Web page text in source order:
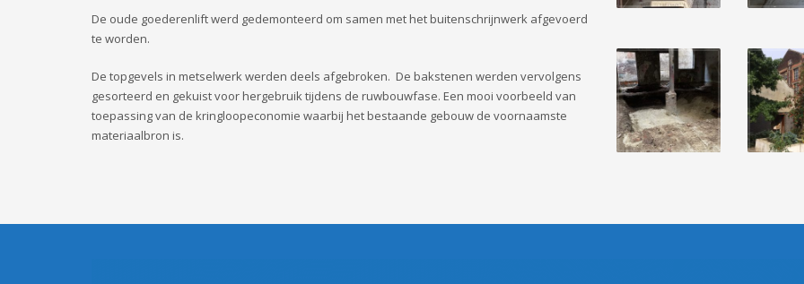
De oude goederenlift werd gedemonteerd om samen met het buitenschrijnwerk afgevoerd
te worden.
De topgevels in metselwerk werden deels afgebroken. De bakstenen werden vervolgens
gesorteerd en gekuist voor hergebruik tijdens de ruwbouwfase. Een mooi voorbeeld van
toepassing van de kringloopeconomie waarbij het bestaande gebouw de voornaamste
materiaalbron is.